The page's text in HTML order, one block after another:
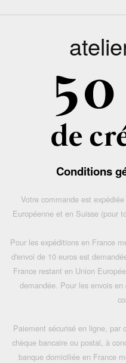
Conditions
Votre commande est
Européenne et en Suisse (pour
Pour les expéditions en France
d'envoi de 10 euros est
France restant en Union
demandée. Pour les envois
Paiement sécurisé en ligne, par
chèque bancaire ou postal, à
banque domiciliée en France